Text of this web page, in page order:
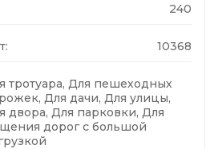
240
10368
тротуара, Для пешеходных
Для дачи, Для улицы,
двора, Для парковки, Для
дорог с большой